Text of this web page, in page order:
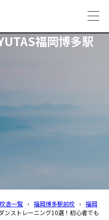
福岡博多駅
校舎一覧 › 福岡博多駅前校 › 福岡
ンストレーニング10選！初心者でも